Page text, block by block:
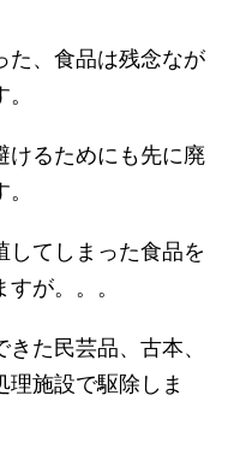
た、食品は残念なが
けるためにも先に廃
してしまった食品を
が。。。
た民芸品、古本、
施設で駆除しま